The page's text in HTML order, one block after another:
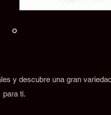
y descubre una gran
para ti.